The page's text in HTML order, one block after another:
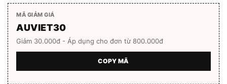
MÃ GIẢM GIÁ
AUVIET30
Giảm 30.000đ - Áp dụng cho đơn từ 800.000đ
COPY MÃ